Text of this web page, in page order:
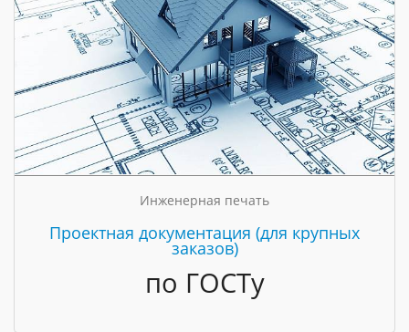
Инженерная печать
Проектная документация (для крупных
заказов)
по ГОСТу